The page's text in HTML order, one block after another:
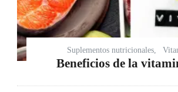
Suplementos nutricionales
Beneficios de la